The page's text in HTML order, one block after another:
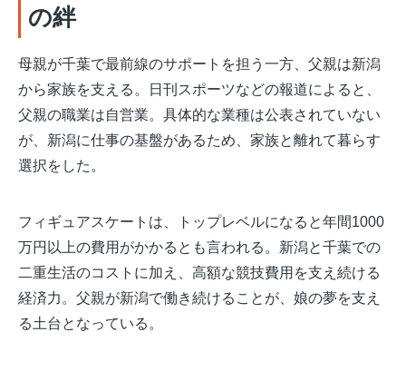
の絆
母親が千葉で最前線のサポートを担う一方、父親は新潟
から家族を支える 。日刊スポーツなどの報道によると、
父親の職業は自営業。具体的な業種は公表されていない
が、新潟に仕事の基盤があるため、家族と離れて暮らす
選択をした。
フィギュアスケートは、トップレベルになると年間1000
万円以上の費用がかかるとも言われる。新潟と千葉での
二重生活のコストに加え、高額な競技費用を支え続ける
経済力。父親が新潟で働き続けることが、娘の夢を支え
る土台となっている。